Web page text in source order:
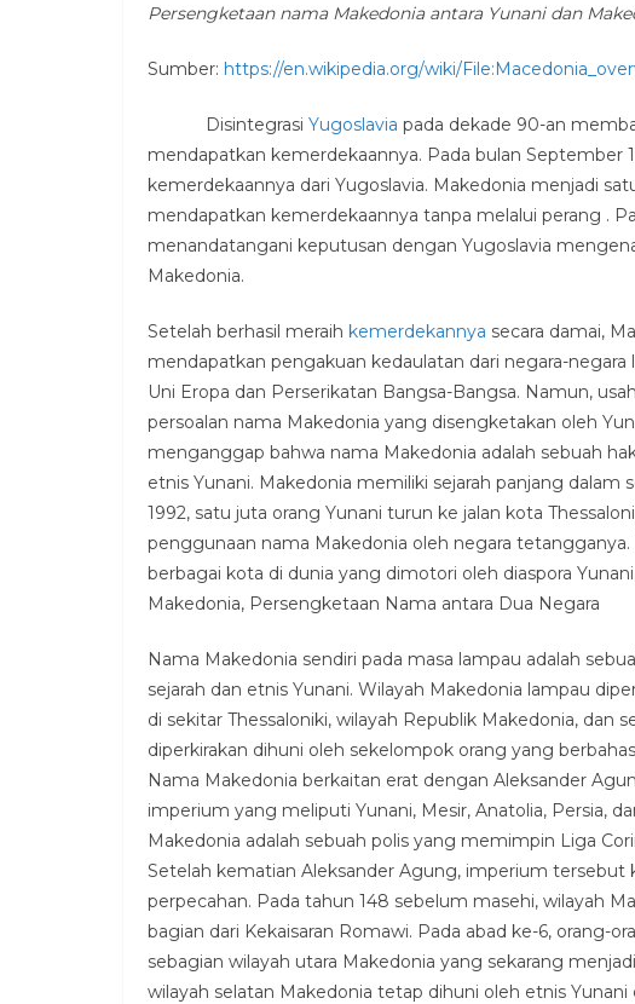
Persengketaan nama Makedonia antara Yunani dan
Sumber: https://en.wikipedia.org/wiki/
Disintegrasi Yugoslavia pada dekade 90-an
mendapatkan kemerdekaannya. Pada bulan September
kemerdekaannya dari Yugoslavia. Makedonia menjadi
mendapatkan kemerdekaannya tanpa melalui perang .
menandatangani keputusan dengan Yugoslavia
Makedonia.
Setelah berhasil meraih kemerdekannya secara damai,
mendapatkan pengakuan kedaulatan dari negara-negara
Uni Eropa dan Perserikatan Bangsa-Bangsa. Namun,
persoalan nama Makedonia yang disengketakan oleh
menganggap bahwa nama Makedonia adalah sebuah
etnis Yunani. Makedonia memiliki sejarah panjang dalam
1992, satu juta orang Yunani turun ke jalan kota
penggunaan nama Makedonia oleh negara
berbagai kota di dunia yang dimotori oleh diaspora
Makedonia, Persengketaan Nama antara Dua Negara
Nama Makedonia sendiri pada masa lampau adalah
sejarah dan etnis Yunani. Wilayah Makedonia lampau
di sekitar Thessaloniki, wilayah Republik Makedonia, dan
diperkirakan dihuni oleh sekelompok orang yang
Nama Makedonia berkaitan erat dengan Aleksander
imperium yang meliputi Yunani, Mesir, Anatolia, Persia,
Makedonia adalah sebuah polis yang memimpin Liga
Setelah kematian Aleksander Agung, imperium
perpecahan. Pada tahun 148 sebelum masehi, wilayah
bagian dari Kekaisaran Romawi. Pada abad ke-6, orang-
sebagian wilayah utara Makedonia yang sekarang
wilayah selatan Makedonia tetap dihuni oleh etnis Yunani